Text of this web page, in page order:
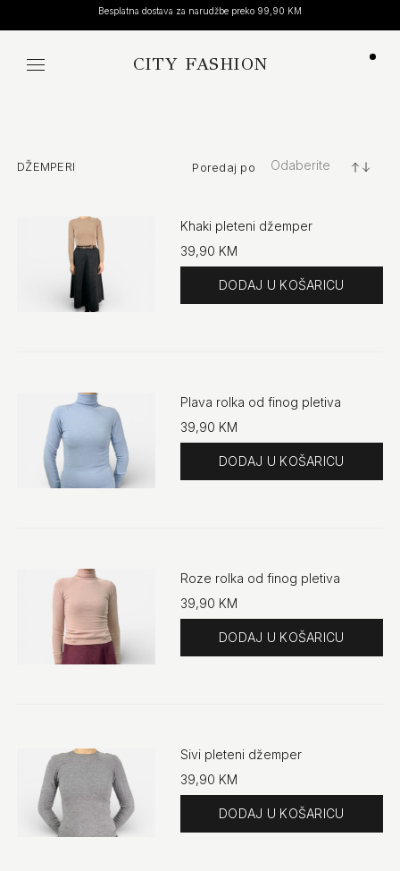
Otkrijte našu novu kolekciju
CITY FASHION
DŽEMPERI Poredaj po Odaberite
+/-
UPOREDI SA DRUGIM PROIZVODOM
Khaki pleteni džemper
39,90 KM
UPOREDI SA DRUGIM PROIZVODOM
Plava rolka od finog pletiva
39,90 KM
UPOREDI SA DRUGIM PROIZVODOM
Roze rolka od finog pletiva
39,90 KM
UPOREDI SA DRUGIM PROIZVODOM
Sivi pleteni džemper
39,90 KM